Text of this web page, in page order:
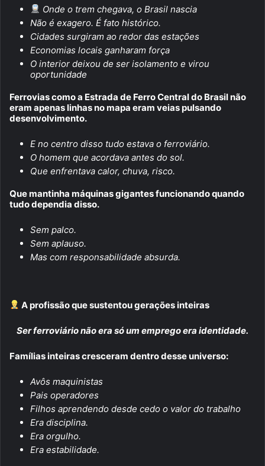
Onde o trem chegava, o Brasil nascia
Não é exagero. É fato histórico.
Cidades surgiram ao redor das estações
Economias locais ganharam força
O interior deixou de ser isolamento e virou
oportunidade
Ferrovias como a Estrada de Ferro Central do Brasil não
eram apenas linhas no mapa eram veias pulsando
desenvolvimento.
E no centro disso tudo estava o ferroviário.
O homem que acordava antes do sol.
Que enfrentava calor, chuva, risco.
Que mantinha máquinas gigantes funcionando quando
tudo dependia disso.
Sem palco.
Sem aplauso.
Mas com responsabilidade absurda.
A profissão que sustentou gerações inteiras
Ser ferroviário não era só um emprego era identidade.
Famílias inteiras cresceram dentro desse universo:
Avôs maquinistas
Pais operadores
Filhos aprendendo desde cedo o valor do trabalho
Era disciplina.
Era orgulho.
Era estabilidade.